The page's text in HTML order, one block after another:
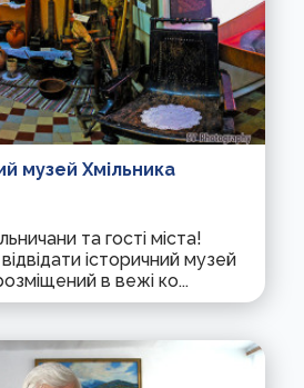
музей Хмільника
та гості міста!
історичний музей
в вежі ко...